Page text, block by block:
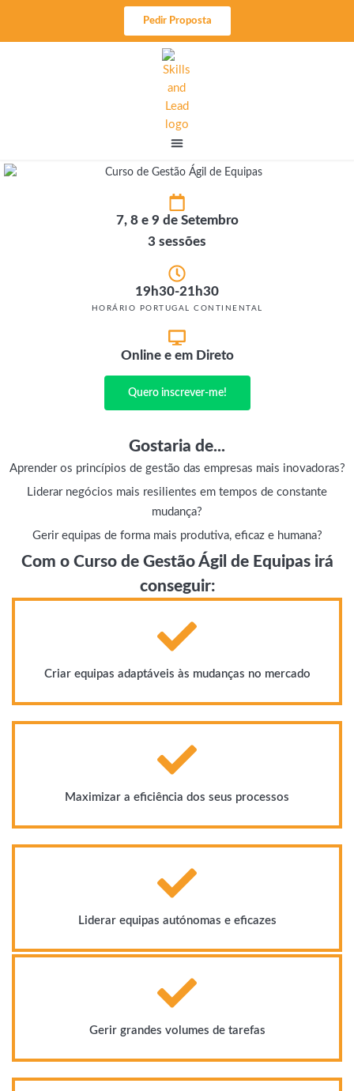
content
Pedir Proposta
7, 8 e 9 de Setembro
3 sessões
19h30-21h30
HORÁRIO PORTUGAL CONTINENTAL
Online e em Direto
Quero inscrever-me!
Gostaria de...
Aprender os princípios de gestão das empresas mais inovadoras?
Liderar negócios mais resilientes em tempos de constante
mudança?
Gerir equipas de forma mais produtiva, eficaz e humana?
Com o Curso de Gestão Ágil de Equipas irá
conseguir:
Criar equipas adaptáveis às mudanças no mercado
Maximizar a eficiência dos seus processos
Liderar equipas autónomas e eficazes
Gerir grandes volumes de tarefas